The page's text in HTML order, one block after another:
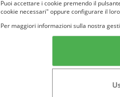
Puoi accettare i cookie premendo il
cookie necessari" oppure configurare il
Per maggiori informazioni sulla nostra